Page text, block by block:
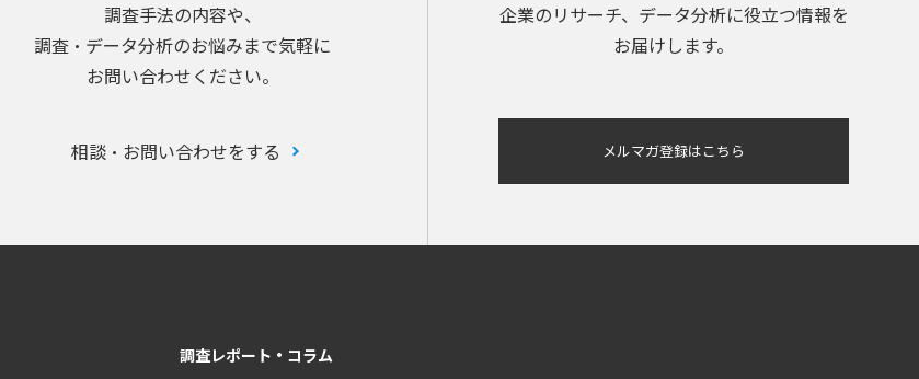
調査手法の内容や、
調査・データ分析のお悩みまで気軽に
お問い合わせください。
相談・お問い合わせをする
企業のリサーチ、データ分析に役立つ情報を
お届けします。
メルマガ登録はこちら
調査レポート・コラム